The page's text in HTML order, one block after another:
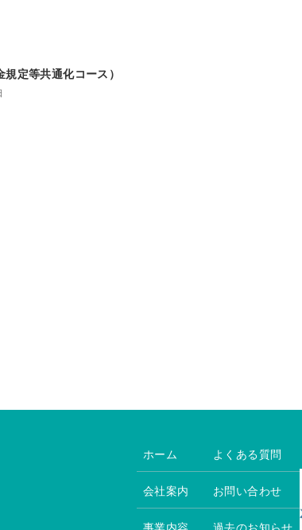
定等共通化コース）
ホーム
会社案内
事業内容
よくある質問
お問い合わせ
過去のお知らせ